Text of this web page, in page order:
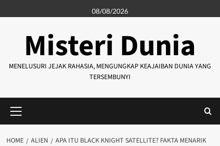
to
08/08/2026
Misteri Dunia
MENELUSURI JEJAK RAHASIA, MENGUNGKAP KEAJAIBAN DUNIA YANG
TERSEMBUNYI
Menu
HOME ALIEN
APA ITU BLACK KNIGHT SATELLITE? FAKTA MENARIK